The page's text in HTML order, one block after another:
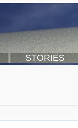
STORIES